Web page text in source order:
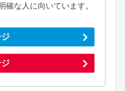
確な人に向いています。